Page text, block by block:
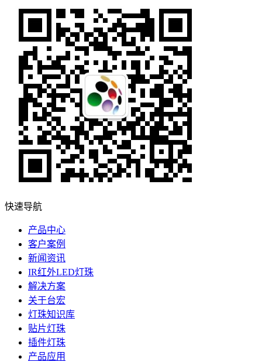
快速导航
产品中心
客户案例
新闻资讯
IR红外LED灯珠
解决方案
关于台宏
灯珠知识库
贴片灯珠
插件灯珠
产品应用